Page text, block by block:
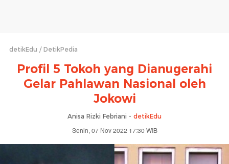
detikEdu DetikPedia
Profil 5 Tokoh yang Dianugerahi
Gelar Pahlawan Nasional oleh
Jokowi
Anisa Rizki Febriani - detikEdu
Senin, 07 Nov 2022 17:30 WIB